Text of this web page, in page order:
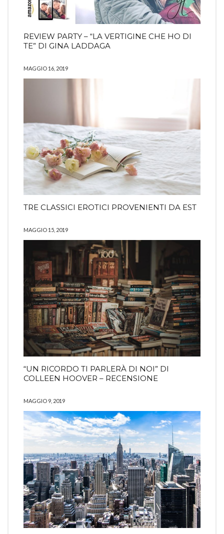
REVIEW PARTY – “LA VERTIGINE CHE HO DI
TE” DI GINA LADDAGA
MAGGIO 16, 2019
TRE CLASSICI EROTICI PROVENIENTI DA EST
MAGGIO 15, 2019
“UN RICORDO TI PARLERÀ DI NOI” DI
COLLEEN HOOVER – RECENSIONE
MAGGIO 9, 2019